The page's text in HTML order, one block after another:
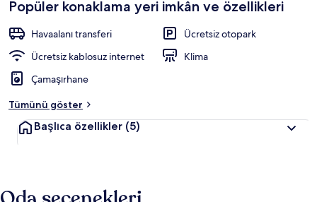
Dış mekân detayı
Popüler konaklama yeri imkân ve özellikleri
Havaalanı transferi
Ücretsiz otopark
Ücretsiz kablosuz internet
Klima
Çamaşırhane
Tümünü göster
Başlıca özellikler (5)